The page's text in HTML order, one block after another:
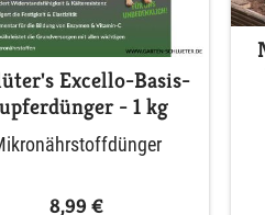
Excello-Basis-
- 1 kg
8,99 €